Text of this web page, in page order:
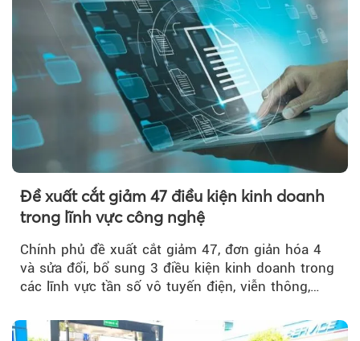
Đề xuất cắt giảm 47 điều kiện kinh doanh
trong lĩnh vực công nghệ
Chính phủ đề xuất cắt giảm 47, đơn giản hóa 4
và sửa đổi, bổ sung 3 điều kiện kinh doanh trong
các lĩnh vực tần số vô tuyến điện, viễn thông,
thời đẩy mạnh phân quyền, đơn giản hóa thủ tục